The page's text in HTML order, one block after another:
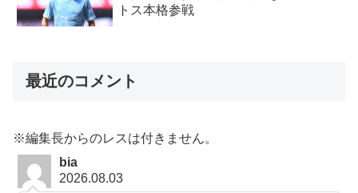
トス本格参戦
最近のコメント
※編集長からのレスは付きません。
bia
2026.08.03